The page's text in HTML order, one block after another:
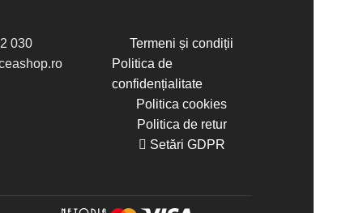
030
Termeni și condiții
Politica de
confidențialitate
Politica cookies
Politica de retur
Setări GDPR